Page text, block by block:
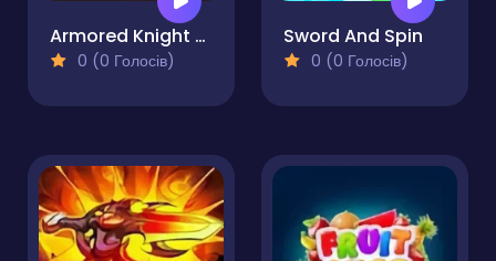
Armored Knight Saga
0 (0 Голосів)
Sword And Spin
0 (0 Голосів)